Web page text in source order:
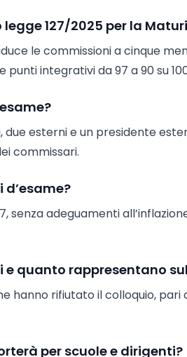
127/2025 per la
le commissioni a cinque
integrativi da 97 a 90 su
esterni e un presidente
commissari.
senza adeguamenti
quanto rappresentano
hanno rifiutato il colloquio, pari
per scuole e dirigenti?